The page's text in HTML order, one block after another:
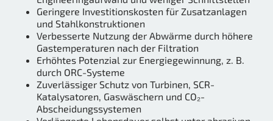
Geringere Investitionskosten für Zusatzanlagen
und Stahlkonstruktionen
Verbesserte Nutzung der Abwärme durch höhere
Gastemperaturen nach der Filtration
Erhöhtes Potenzial zur Energiegewinnung, z. B.
durch ORC-Systeme
Zuverlässiger Schutz von Turbinen, SCR-
Katalysatoren, Gaswäschern und CO₂-
Abscheidungssystemen